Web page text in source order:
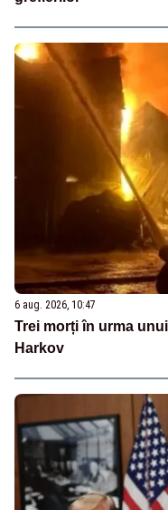
6 aug. 2026, 10:47
Trei morți în urma
Harkov